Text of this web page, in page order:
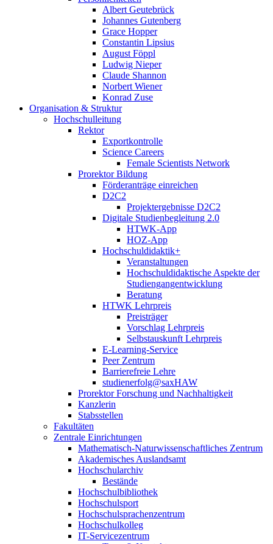
Albert Geutebrück
Johannes Gutenberg
Grace Hopper
Constantin Lipsius
August Föppl
Ludwig Nieper
Claude Shannon
Norbert Wiener
Konrad Zuse
Organisation & Struktur
Hochschulleitung
Rektor
Exportkontrolle
Science Careers
Female Scientists Network
Prorektor Bildung
Förderanträge einreichen
D2C2
Projektergebnisse D2C2
Digitale Studienbegleitung 2.0
HTWK-App
HOZ-App
Hochschuldidaktik+
Veranstaltungen
Hochschuldidaktische Aspekte der
Studiengangentwicklung
Beratung
HTWK Lehrpreis
Preisträger
Vorschlag Lehrpreis
Selbstauskunft Lehrpreis
E-Learning-Service
Peer Zentrum
Barrierefreie Lehre
studienerfolg@saxHAW
Prorektor Forschung und Nachhaltigkeit
Kanzlerin
Stabsstellen
Fakultäten
Zentrale Einrichtungen
Mathematisch-Naturwissenschaftliches Zentrum
Akademisches Auslandsamt
Hochschularchiv
Bestände
Hochschulbibliothek
Hochschulsport
Hochschulsprachenzentrum
Hochschulkolleg
IT-Servicezentrum